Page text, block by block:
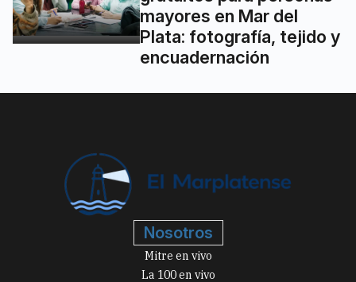
mayores en Mar del
Plata: fotografía, tejido y
encuadernación
Nosotros
Mitre en vivo
La 100 en vivo